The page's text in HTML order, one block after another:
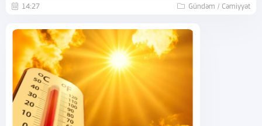
14:27 Gündəm / Cəmiyyət